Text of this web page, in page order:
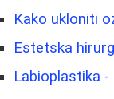
Kako ukloniti
Estetska
Labioplastika